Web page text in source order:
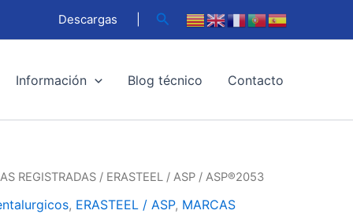
Descargas Buscar
Información Blog técnico Contacto
REGISTRADAS / ERASTEEL / ASP / ASP®2053
, ERASTEEL / ASP, MARCAS